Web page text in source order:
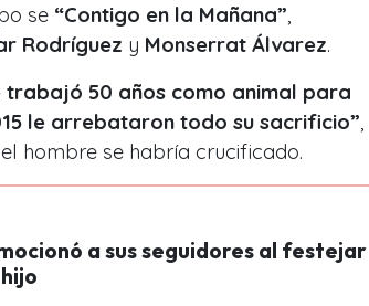
se “Contigo en la Mañana”
Rodríguez y Monserrat Álvarez.
trabajó 50 años como animal para
le arrebataron todo su sacrificio”
hombre se habría crucificado.
a sus seguidores al festejar